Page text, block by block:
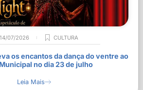
14/07/2026 CULTURA
os encantos da dança do ventre ao
no dia 23 de julho
Leia Mais